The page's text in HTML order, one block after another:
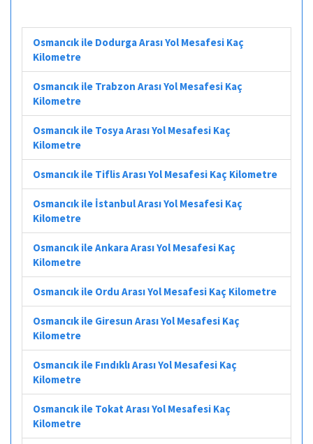
Osmancık ile Dodurga Arası Yol Mesafesi Kaç
Kilometre
Osmancık ile Trabzon Arası Yol Mesafesi Kaç
Kilometre
Osmancık ile Tosya Arası Yol Mesafesi Kaç
Kilometre
Osmancık ile Tiflis Arası Yol Mesafesi Kaç Kilometre
Osmancık ile İstanbul Arası Yol Mesafesi Kaç
Kilometre
Osmancık ile Ankara Arası Yol Mesafesi Kaç
Kilometre
Osmancık ile Ordu Arası Yol Mesafesi Kaç Kilometre
Osmancık ile Giresun Arası Yol Mesafesi Kaç
Kilometre
Osmancık ile Fındıklı Arası Yol Mesafesi Kaç
Kilometre
Osmancık ile Tokat Arası Yol Mesafesi Kaç
Kilometre